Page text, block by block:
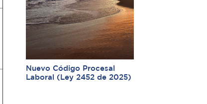
Nuevo Código Procesal
Laboral (Ley 2452 de 2025)